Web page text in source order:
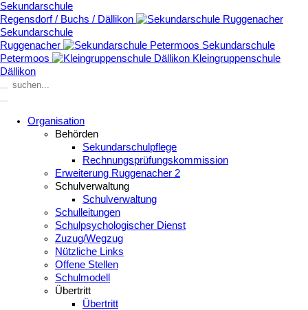
Sekundarschule
Regensdorf / Buchs / Dällikon
Sekundarschule
Ruggenacher
Sekundarschule
Petermoos
Kleingruppenschule
Dällikon
Organisation
Behörden
Sekundarschulpflege
Rechnungsprüfungskommission
Erweiterung Ruggenacher 2
Schulverwaltung
Schulverwaltung
Schulleitungen
Schulpsychologischer Dienst
Zuzug/Wegzug
Nützliche Links
Offene Stellen
Schulmodell
Übertritt
Übertritt